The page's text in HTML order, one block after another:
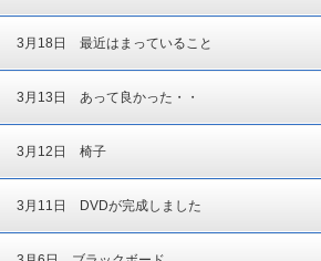
3月18日 最近はまっていること
3月13日 あって良かった・・
3月12日 椅子
3月11日 DVDが完成しました